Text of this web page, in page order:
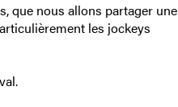
que nous allons partager une
les jockeys